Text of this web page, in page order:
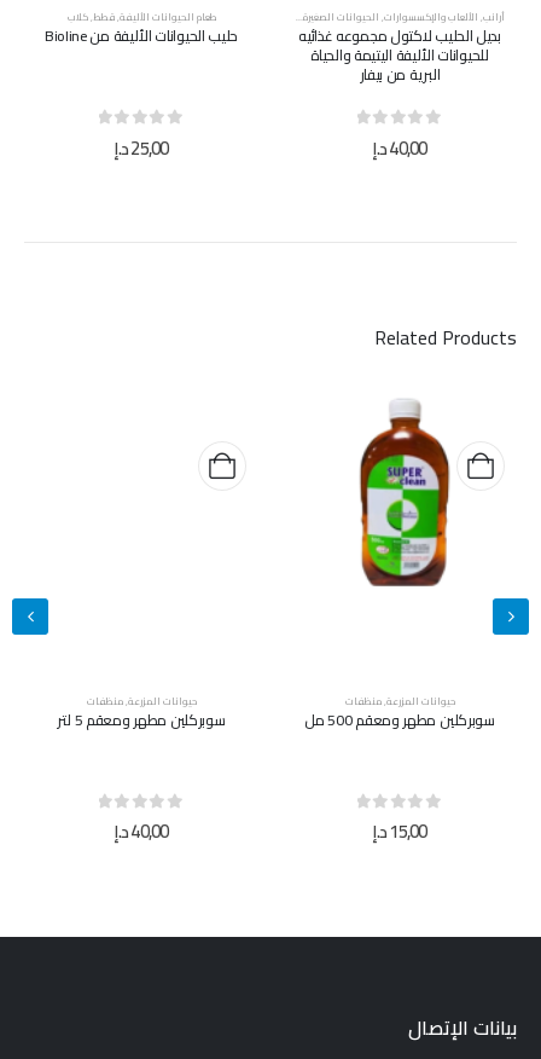
أرانب,الألعاب والإكسسوارات,الحيوانات الصغيرة,قطط
بديل الحليب لاكتول مجموعه غذائيه
للحيوانات الأليفة اليتيمة والحياة
البرية من بيفار
40,00د.إ
طعام الحيوانات الأليفة,قطط,كلاب
حليب الحيوانات الأليفة من Bioline
25,00د.إ
Related Products
حيوانات المزرعة,منظفات
سوبركلين مطهر ومعقم 500 مل
out of 5
15,00د.إ
حيوانات المزرعة,منظفات
سوبركلين مطهر ومعقم 5 لتر
out of 5
40,00د.إ
بيانات الإتصال